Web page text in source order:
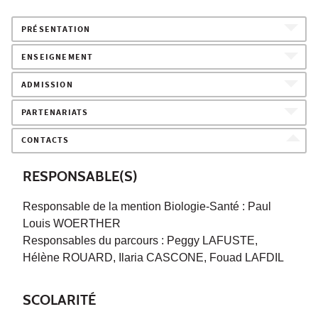
PRÉSENTATION
ENSEIGNEMENT
ADMISSION
PARTENARIATS
CONTACTS
RESPONSABLE(S)
Responsable de la mention Biologie-Santé : Paul
Louis WOERTHER
Responsables du parcours : Peggy LAFUSTE,
Hélène ROUARD, Ilaria CASCONE, Fouad LAFDIL
SCOLARITÉ